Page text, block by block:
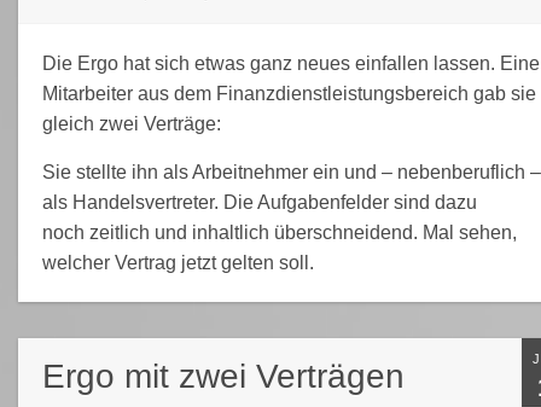
Die Ergo hat sich etwas ganz neues einfallen lassen.
Mitarbeiter aus dem Finanzdienstleistungsbereich gab sie
gleich zwei Verträge:
Sie stellte ihn als Arbeitnehmer ein und – nebenberuflich –
als Handelsvertreter. Die Aufgabenfelder sind dazu
noch zeitlich und inhaltlich überschneidend. Mal sehen,
welcher Vertrag jetzt gelten soll.
Ergo mit zwei Verträgen